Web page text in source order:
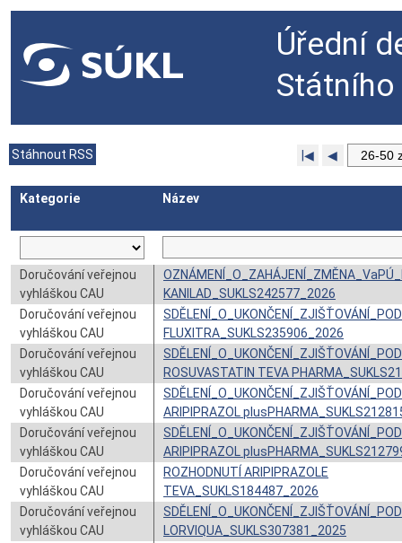
Úřední
Stáhnout RSS |◀ ◀
Kategorie Název
Doručování veřejnou
vyhláškou CAU
KANILAD_SUKLS242577_2026
Doručování veřejnou
vyhláškou CAU
FLUXITRA_SUKLS235906_2026
Doručování veřejnou
vyhláškou CAU
ROSUVASTATIN TEVA
Doručování veřejnou
vyhláškou CAU
ARIPIPRAZOL
Doručování veřejnou
vyhláškou CAU
ARIPIPRAZOL
Doručování veřejnou
vyhláškou CAU
ROZHODNUTÍ ARIPIPRAZOLE
TEVA_SUKLS184487_2026
Doručování veřejnou
vyhláškou CAU
LORVIQUA_SUKLS307381_2025